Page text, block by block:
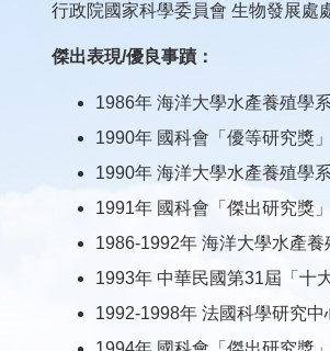
行政院國家科學委員會 生物發展處
傑出表現/優良事蹟：
1986年 海洋大學水產養殖學
1990年 國科會「優等研究獎」
1990年 海洋大學水產養殖學
1991年 國科會「傑出研究獎」
1986-1992年 海洋大學水產
1993年 中華民國第31屆「十
1992-1998年 法國科學研究中